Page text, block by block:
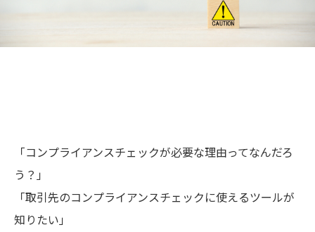
「コンプライアンスチェックが必要な理由ってなんだろ
う？」
「取引先のコンプライアンスチェックに使えるツールが
知りたい」